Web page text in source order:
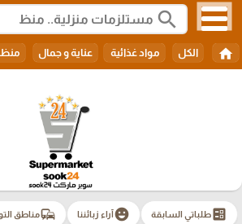
search
home الكل مواد غذائية عناية و جمال
ballotطلباتي السابقة emoji_emotionsآراء زبائننا commuteمناطق